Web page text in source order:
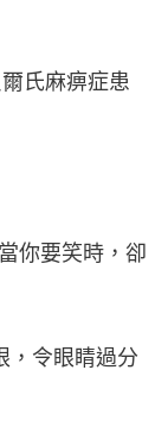
氏麻痹症患
你要笑時，卻
，令眼睛過分